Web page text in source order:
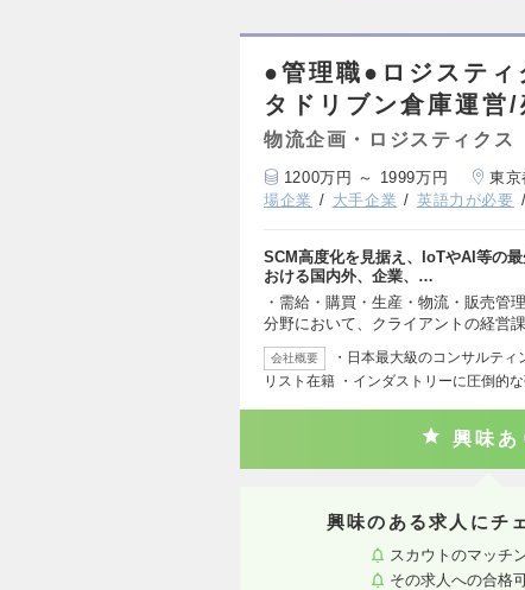
●管理職●ロジスティ
タドリブン倉庫運営
物流企画・ロジスティクス
1200万円 ～ 1999万円 東
場企業
大手企業 英語力が必要
SCM高度化を見据え、IoTやAI等の
おける国内外、企業、…
・需給・購買・生産・物流・販売管
分野において、クライアントの経営
会社概要
・日本最大級のコンサルテ
リスト在籍 ・インダストリーに圧倒的
興味あ
興味のある求人にチ
スカウトのマッチ
その求人への合格